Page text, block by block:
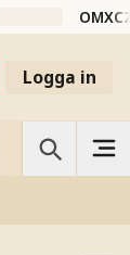
Logga in
VETENSKAP